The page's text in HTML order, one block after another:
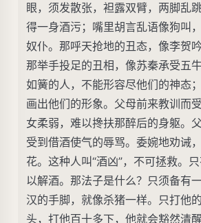
眼，须发散张，袒露双臂，两脚乱
得一身酒污；嘴里胡言乱语像狗叫
奴仆。那呼天抢地的丑态，像李贺
那举手投足的丑相，像苏秦承受五
如簧的人，不能形容尽他们的神态
画出他们的形象。父母前来教训而
女柔弱，难以搀扶那醉后的身躯。
受到借酒使气的辱骂。委婉地劝诫
花。这种人叫“酒凶”，不可拯救。
以解酒。那法子是什么？只须备有
汉的手脚，就像杀猪一样。只打他
头，打他百十多下，他就会豁然清醒